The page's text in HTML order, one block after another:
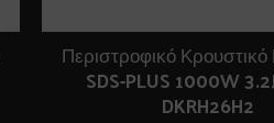
Περιστροφικό Κρουστικό
SDS-PLUS 1000W
DKRH26H2